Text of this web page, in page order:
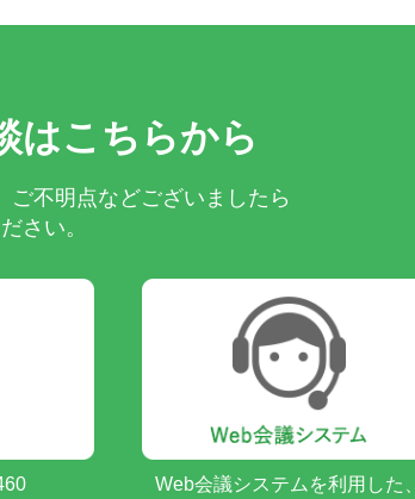
はこちらから
不明点などございましたら
さい。
Web会議システムを利用した、